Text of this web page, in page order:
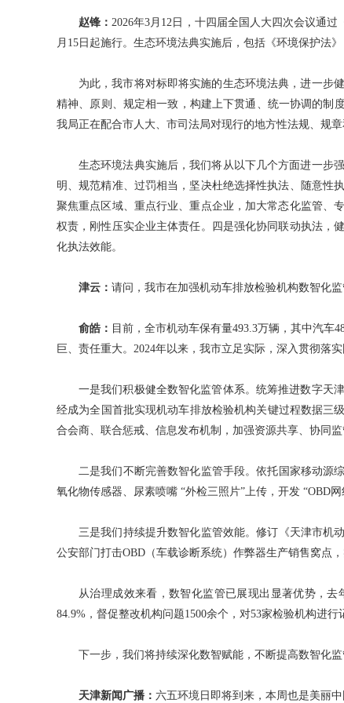
赵锋：2026年3月12日，十四届全国人大四次会议通
月15日起施行。生态环境法典实施后，包括《环境保护法
为此，我市将对标即将实施的生态环境法典，进一步
精神、原则、规定相一致，构建上下贯通、统一协调的制
我局正在配合市人大、市司法局对现行的地方性法规、规
生态环境法典实施后，我们将从以下几个方面进一步
明、规范精准、过罚相当，坚决杜绝选择性执法、随意性
聚焦重点区域、重点行业、重点企业，加大常态化监管、
权责，刚性压实企业主体责任。四是强化协同联动执法，
化执法效能。
津云： 请问，我市在加强机动车排放检验机构数智化
俞皓： 目前，全市机动车保有量493.3万辆，其中汽车
巨、责任重大。2024年以来，我市立足实际，深入贯彻落
一是我们积极健全数智化监管体系。统筹推进数字天
经成为全国首批实现机动车排放检验机构关键过程数据三
合会商、联合惩戒、信息发布机制，加强资源共享、协同监
二是我们不断完善数智化监管手段。依托国家移动源
氧化物传感器、尿素喷嘴 “外检三照片”上传，开发 “OBD
三是我们持续提升数智化监管效能。修订《天津市机
公安部门打击OBD（车载诊断系统）作弊器生产销售窝点
从治理成效来看，数智化监管已展现出显著优势，去
84.9%，督促整改机构问题1500余个，对53家检验机构进
下一步，我们将持续深化数智赋能，不断提高数智化
天津新闻广播： 六五环境日即将到来，本周也是美丽